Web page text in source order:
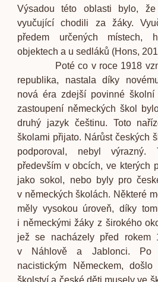
Výsadou této oblasti bylo,
vyučující chodili za žáky.
předem určených místech,
objektech a u sedláků (Hons,
Poté co v roce 1918
republika, nastala díky
nová éra zdejší povinné školní
zastoupení německých škol
druhý jazyk češtinu. Toto
školami přijato. Nárůst českých
podporoval, nebyl výrazný.
především v obcích, ve kterých
jako sokol, nebo byly pro
v německých školách. Některé
měly vysokou úroveň, díky
i německými žáky z širokého
jež se nacházely před rokem
v Náhlově a Jablonci. Po
nacistickým Německem,
školství a české děti musely ve